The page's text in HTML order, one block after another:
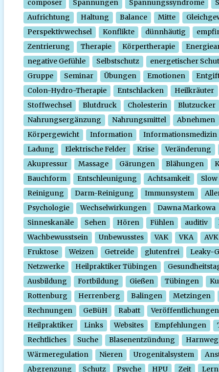
composer Spannungen Spannungssyndrome
Aufrichtung
Haltung Balance Mitte
Perspektivwechsel
Konflikte dünnhäutig
Zentrierung
Therapie Körpertherapie
negative Gefühle
Selbstschutz
energetischer
Gruppe
Seminar Übungen Emotionen
Colon-Hydro-Therapie
Entschlacken
Heilkräuter
Stoffwechsel
Blutdruck Cholesterin
Blutzucker
Nahrungsergänzung
Nahrungsmittel
Abnehmen
Körpergewicht
Information
Informationsmedizin
Ladung
Elektrische Felder Krise
Veränderung
Akupressur
Massage Gärungen Blähungen
Bauchform
Entschleunigung Achtsamkeit
Slow
Reinigung
Darm-Reinigung Immunsystem
Psychologie
Wechselwirkungen
Dawna Markowa
Sinneskanäle
Sehen Hören Fühlen auditiv
Wachbewusstsein
Unbewusstes VAK VKA
AVK
Fruktose
Weizen Getreide glutenfrei
Leaky-
Netzwerke
Heilpraktiker Tübingen
Ausbildung
Fortbildung Gießen Tübingen
Rottenburg
Herrenberg Balingen
Metzingen
Rechnungen
GeBüH Rabatt
Veröffentlichungen
Heilpraktiker
Links Websites Empfehlungen
Rechtliches
Suche Blasenentzündung
Wärmeregulation
Nieren Urogenitalsystem
Abgrenzung
Schutz Psyche HPU Zeit